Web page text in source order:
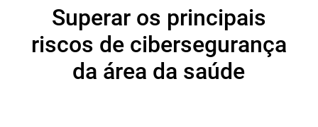
Superar os principais
riscos de cibersegurança
da área da saúde